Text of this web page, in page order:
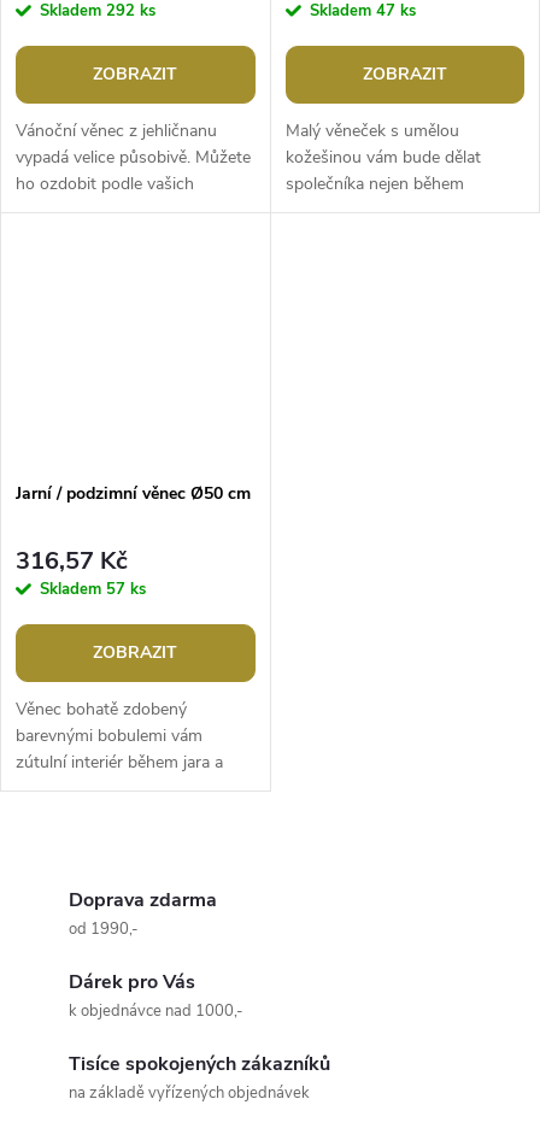
Skladem 292 ks
ZOBRAZIT
Vánoční věnec z jehličnanu
vypadá velice působivě. Můžete
ho ozdobit podle vašich
představ. Pokud budete chtít
Skladem 47 ks
ZOBRAZIT
Malý věneček s umělou
kožešinou vám bude dělat
společníka nejen během
Adventu a Vánoc, ale i po celé
Jarní / podzimní věnec Ø50 cm
316,57 Kč
Skladem 57 ks
ZOBRAZIT
Věnec bohatě zdobený
barevnými bobulemi vám
zútulní interiér během jara a
podzimu. Střídají se na něm
Doprava zdarma
od 1990,-
Dárek pro Vás
k objednávce nad 1000,-
Tisíce spokojených zákazníků
na základě vyřízených objednávek